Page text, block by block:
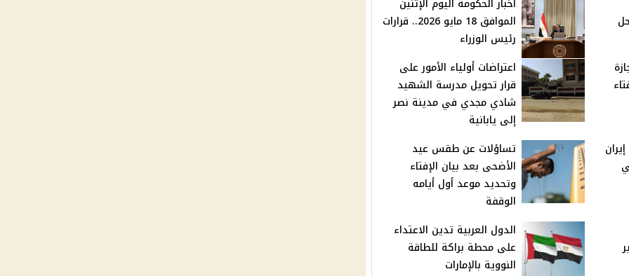
أخبار الحكومة اليوم الإثنين
الموافق 18 مايو 2026.. قرارات
رئيس الوزراء
اعتراضات أولياء الأمور على
قرار تحويل مدرسة الشهيد
شادي مجدي في مدينة نصر
إلى يابانية
تساؤلات عن طقس عيد
الأضحى بعد بيان الإفتاء
وتحديد موعد أول أيامه
الوقفة
الدول العربية تدين الاعتداء
على محطة براكة للطاقة
النووية بالإمارات